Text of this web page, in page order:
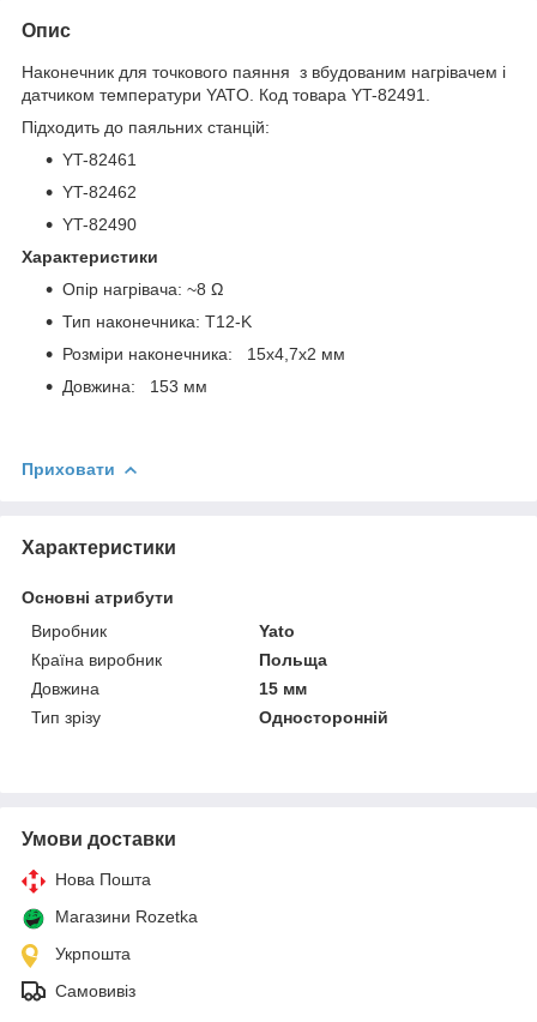
Опис
Наконечник для точкового паяння з вбудованим нагрівачем і
датчиком температури YATO. Код товара YT-82491.
Підходить до паяльних станцій:
YT-82461
YT-82462
YT-82490
Характеристики
Опір нагрівача: ~8 Ω
Тип наконечника: T12-K
Розміри наконечника: 15х4,7х2 мм
Довжина: 153 мм
Приховати
Характеристики
Основні атрибути
Виробник
Yato
Країна виробник
Польща
Довжина
15 мм
Тип зрізу
Односторонній
Умови доставки
Нова Пошта
Магазини Rozetka
Укрпошта
Самовивіз